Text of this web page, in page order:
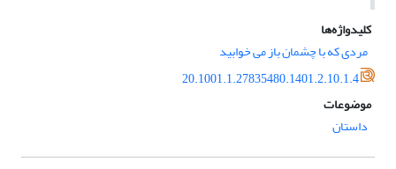
کلیدواژه‌ها
مردی که با چشمان باز می خوابید
20.1001.1.27835480.1401.2.10.1.4
موضوعات
داستان